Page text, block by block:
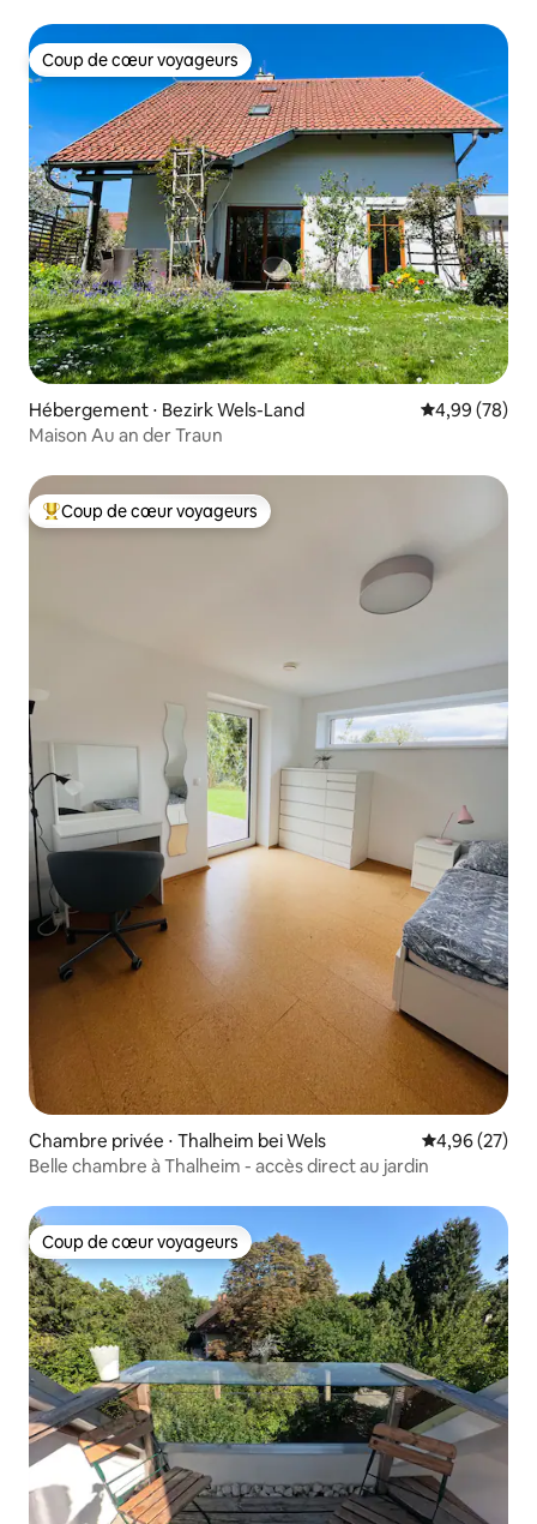
Coup de cœur voyageurs
Coup de cœur voyageurs
Hébergement ⋅ Bezirk Wels-Land Évaluation
4,99 (78)
Maison Au an der Traun
Coups de cœur voyageurs les plus appréciés
Coup de cœur voyageurs
Chambre privée ⋅ Thalheim bei Wels Évaluation
4,96 (27)
Belle chambre à Thalheim - accès direct au jardin
Coup de cœur voyageurs
Coup de cœur voyageurs